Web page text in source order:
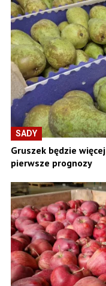
SADY
Gruszek będzie
pierwsze prognozy